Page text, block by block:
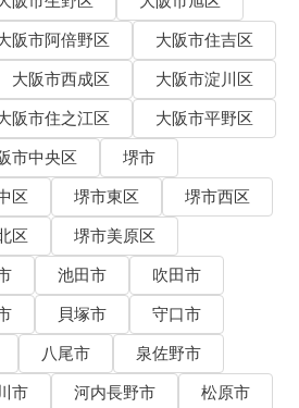
阪市阿倍野区
大阪市住吉区
大阪市西成区
大阪市淀川区
阪市住之江区
大阪市平野区
市中央区
堺市
区 堺市東区
堺市西区
区
堺市美原区
池田市
吹田市
貝塚市
守口市
八尾市
泉佐野市
市 河内長野市
松原市